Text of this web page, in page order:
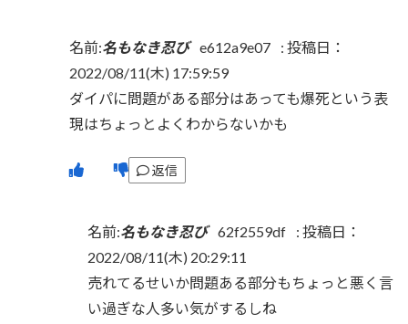
名前:名もなき忍び e612a9e07 : 投稿日：
2022/08/11(木) 17:59:59
ダイパに問題がある部分はあっても爆死という表
現はちょっとよくわからないかも
返信
名前:名もなき忍び 62f2559df : 投稿日：
2022/08/11(木) 20:29:11
売れてるせいか問題ある部分もちょっと悪く言
い過ぎな人多い気がするしね